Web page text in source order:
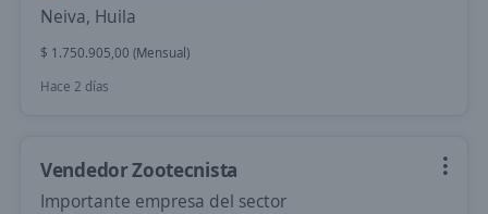
Neiva, Huila
$ 1.750.905,00 (Mensual)
Hace 2 días
Vendedor Zootecnista
Importante empresa del sector